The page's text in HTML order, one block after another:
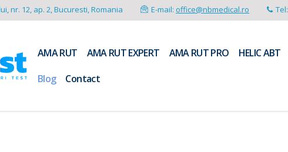
nr. 12, ap. 2, Bucuresti, Romania E-mail: office@nbmedical.ro Tel:
AMA RUT AMA RUT EXPERT AMA RUT PRO HELIC ABT
Blog
Contact